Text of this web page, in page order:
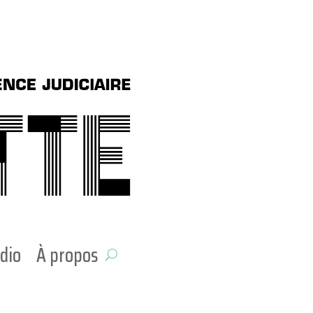
À propos